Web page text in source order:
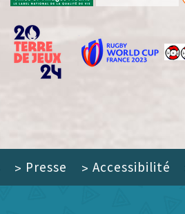
> Presse > Accessibilité